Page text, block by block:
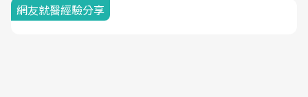
網友就醫經驗分享